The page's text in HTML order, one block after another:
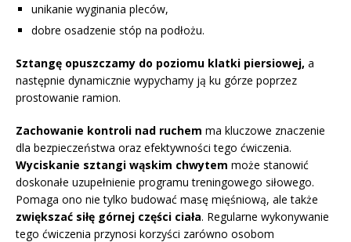
unikanie wyginania pleców,
dobre osadzenie stóp na podłożu.
Sztangę opuszczamy do poziomu klatki piersiowej, a
następnie dynamicznie wypychamy ją ku górze poprzez
prostowanie ramion.
Zachowanie kontroli nad ruchem ma kluczowe znaczenie
dla bezpieczeństwa oraz efektywności tego ćwiczenia.
Wyciskanie sztangi wąskim chwytem może stanowić
doskonałe uzupełnienie programu treningowego siłowego.
Pomaga ono nie tylko budować masę mięśniową, ale także
zwiększać siłę górnej części ciała. Regularne wykonywanie
tego ćwiczenia przynosi korzyści zarówno osobom